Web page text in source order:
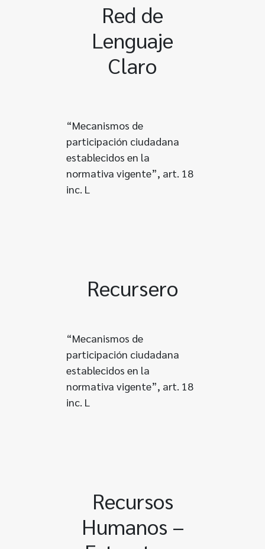
Red de
Lenguaje
Claro
“Mecanismos de
participación ciudadana
establecidos en la
normativa vigente”, art. 18
inc. L
Recursero
“Mecanismos de
participación ciudadana
establecidos en la
normativa vigente”, art. 18
inc. L
Recursos
Humanos –